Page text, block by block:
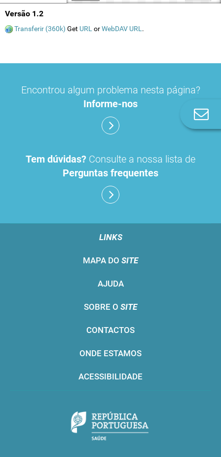
Versão 1.2
Transferir (360k) Get URL orWebDAV URL .
Encontrou algum problema nesta página?
Informe-nos
Tem dúvidas? Consulte a nossa lista de
Perguntas frequentes
LINKS
MAPA DO SITE
AJUDA
SOBRE O SITE
CONTACTOS
ONDE ESTAMOS
ACESSIBILIDADE